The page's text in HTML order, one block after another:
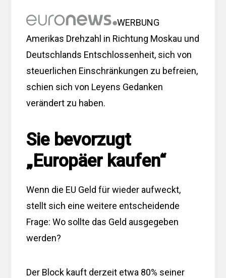
WERBUNG
Amerikas Drehzahl in Richtung Moskau und
Deutschlands Entschlossenheit, sich von
steuerlichen Einschränkungen zu befreien,
schien sich von Leyens Gedanken
verändert zu haben.
Sie bevorzugt
„Europäer kaufen“
Wenn die EU Geld für wieder aufweckt,
stellt sich eine weitere entscheidende
Frage: Wo sollte das Geld ausgegeben
werden?
Der Block kauft derzeit etwa 80% seiner